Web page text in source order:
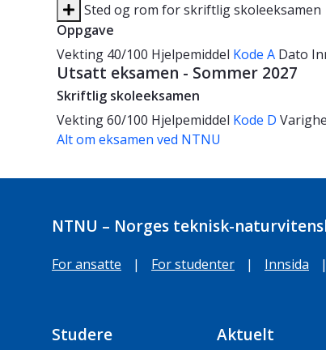
Sted og rom for skriftlig skoleeksamen
Oppgave
Vekting 40/100 Hjelpemiddel Kode A Dato
Utsatt eksamen - Sommer 2027
Skriftlig skoleeksamen
Vekting60/100 Hjelpemiddel Kode D
Alt om eksamen ved NTNU
NTNU – Norges teknisk-
For ansatte | For studenter | Innsida |
Studere Aktuelt